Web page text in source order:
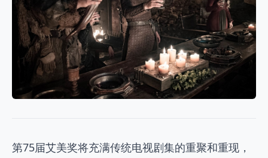
第75届艾美奖将充满传统电视剧集的重聚和重现，